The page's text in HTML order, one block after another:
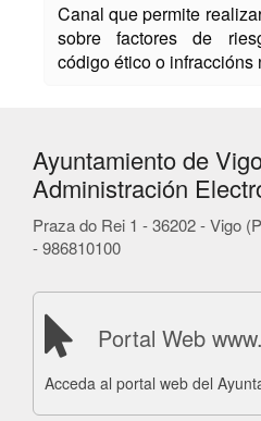
Canal que permite
sobre factores de
código ético o infraccións
Ayuntamiento de
Administración
Praza do Rei 1 - 36202 - Vigo
- 986810100
Portal Web
Acceda al portal web del